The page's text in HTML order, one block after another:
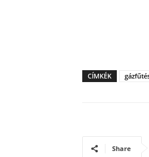
CÍMKÉK
Share